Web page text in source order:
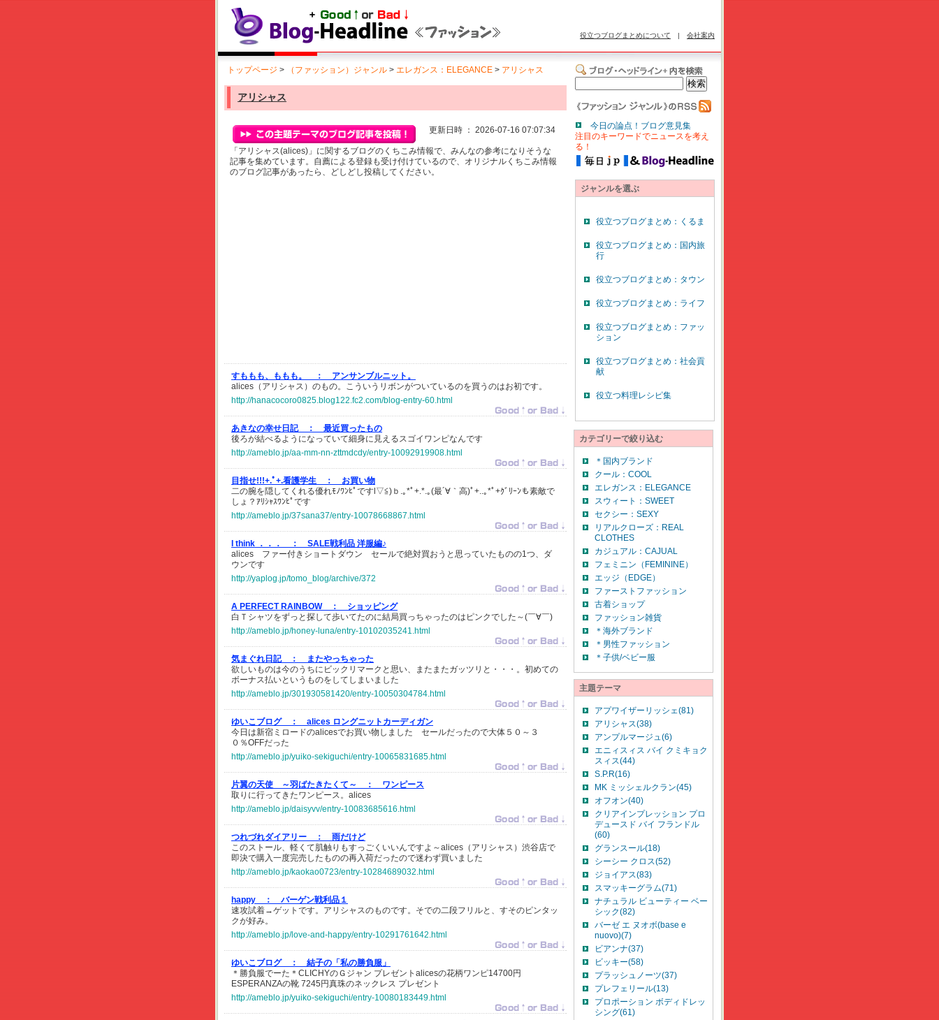
役立つブログまとめについて | 会社案内
トップページ > （ファッション）ジャンル > エレガンス：ELEGANCE > アリシャス
アリシャス
更新日時 ： 2026-07-16 07:07:34
「アリシャス(alices)」に関するブログのくちこみ情報で、みんなの参考になりそうな
記事を集めています。自薦による登録も受け付けているので、オリジナルくちこみ情報
のブログ記事があったら、どしどし投稿してください。
すももも、ももも。 ：
アンサンブルニット。
alices（アリシャス）のもの。こういうリボンがついているのを買うのはお初です。
http://hanacocoro0825.blog122.fc2.com/blog-entry-60.html
あきなの幸せ日記 ：
最近買ったもの
後ろが結べるようになっていて細身に見えるスゴイワンピなんです
http://ameblo.jp/aa-mm-nn-zttmdcdy/entry-10092919908.html
目指せ!!!+.ﾟ+.看護学生 ：
お買い物
二の腕を隠してくれる優れﾓﾉﾜﾝﾋﾟですl▽≦)ｂ.｡*ﾟ+.*.｡(最´∀｀高)ﾟ+..｡*ﾟ+ｸﾞﾘｰﾝも素敵で
しょ？ｱﾘｼｬｽﾜﾝﾋﾟです
http://ameblo.jp/37sana37/entry-10078668867.html
I think ．．． ：
SALE戦利品 洋服編♪
alices ファー付きショートダウン セールで絶対買おうと思っていたものの1つ、ダ
ウンです
http://yaplog.jp/tomo_blog/archive/372
A PERFECT RAINBOW ：
ショッピング
白Ｔシャツをずっと探して歩いてたのに結局買っちゃったのはピンクでした～(￣∀￣)
http://ameblo.jp/honey-luna/entry-10102035241.html
気まぐれ日記 ：
またやっちゃった
欲しいものは今のうちにビックリマークと思い、またまたガッツリと・・・。初めての
ボーナス払いというものをしてしまいました
http://ameblo.jp/301930581420/entry-10050304784.html
ゆいこブログ ：
alices ロングニットカーディガン
今日は新宿ミロードのalicesでお買い物しました セールだったので大体５０～３
０％OFFだった
http://ameblo.jp/yuiko-sekiguchi/entry-10065831685.html
片翼の天使 ～羽ばたきたくて～ ：
ワンピース
取りに行ってきたワンピース。alices
http://ameblo.jp/daisyvv/entry-10083685616.html
つれづれダイアリー ：
雨だけど
このストール、軽くて肌触りもすっごくいいんですよ～alices（アリシャス）渋谷店で
即決で購入一度完売したものの再入荷だったので迷わず買いました
http://ameblo.jp/kaokao0723/entry-10284689032.html
happy ：
バーゲン戦利品１
速攻試着→ゲットです。アリシャスのものです。そでの二段フリルと、すそのピンタッ
クが好み。
http://ameblo.jp/love-and-happy/entry-10291761642.html
ゆいこブログ ：
結子の「私の勝負服」
＊勝負服でーた＊CLICHYのＧジャン プレゼントalicesの花柄ワンピ14700円
ESPERANZAの靴 7245円真珠のネックレス プレゼント
http://ameblo.jp/yuiko-sekiguchi/entry-10080183449.html
今日の論点！ブログ意見集
注目のキーワードでニュースを考え
る！
ジャンルを選ぶ
役立つブログまとめ：くるま
役立つブログまとめ：国内旅
行
役立つブログまとめ：タウン
役立つブログまとめ：ライフ
役立つブログまとめ：ファッ
ション
役立つブログまとめ：社会貢
献
役立つ料理レシピ集
カテゴリーで絞り込む
＊国内ブランド
クール：COOL
エレガンス：ELEGANCE
スウィート：SWEET
セクシー：SEXY
リアルクローズ：REAL
CLOTHES
カジュアル：CAJUAL
フェミニン（FEMININE）
エッジ（EDGE）
ファーストファッション
古着ショップ
ファッション雑貨
＊海外ブランド
＊男性ファッション
＊子供/ベビー服
主題テーマ
アプワイザーリッシェ(81)
アリシャス(38)
アンプルマージュ(6)
エニィスィス バイ クミキョク
スィス(44)
S.P.R(16)
MK ミッシェルクラン(45)
オフオン(40)
クリアインプレッション プロ
デュースド バイ フランドル
(60)
グランスール(18)
シーシー クロス(52)
ジョイアス(83)
スマッキーグラム(71)
ナチュラル ビューティー ベー
シック(82)
バーゼ エ ヌオボ(base e
nuovo)(7)
ビアンナ(37)
ビッキー(58)
プラッシュノーツ(37)
プレフェリール(13)
プロポーション ボディドレッ
シング(61)